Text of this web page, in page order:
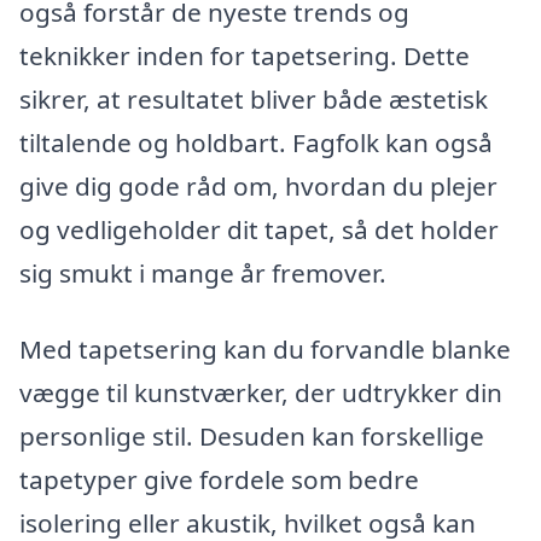
også forstår de nyeste trends og
teknikker inden for tapetsering. Dette
sikrer, at resultatet bliver både æstetisk
tiltalende og holdbart. Fagfolk kan også
give dig gode råd om, hvordan du plejer
og vedligeholder dit tapet, så det holder
sig smukt i mange år fremover.
Med tapetsering kan du forvandle blanke
vægge til kunstværker, der udtrykker din
personlige stil. Desuden kan forskellige
tapetyper give fordele som bedre
isolering eller akustik, hvilket også kan